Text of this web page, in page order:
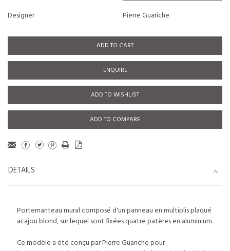
Designer
Pierre Guariche
ADD TO CART
ENQUIRE
ADD TO WISHLIST
ADD TO COMPARE
DETAILS
Portemanteau mural composé d'un panneau en multiplis plaqué
acajou blond, sur lequel sont fixées quatre patères en aluminium.
Ce modèle a été conçu par Pierre Guariche pour